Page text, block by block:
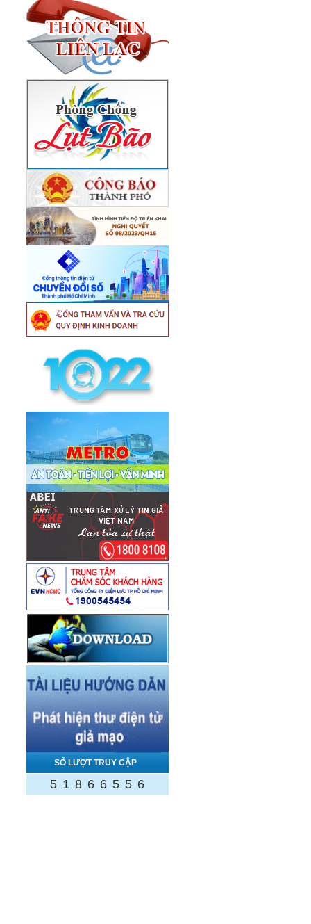
SỐ LƯỢT TRUY CẬP
5 1 8 6 6 5 5 6